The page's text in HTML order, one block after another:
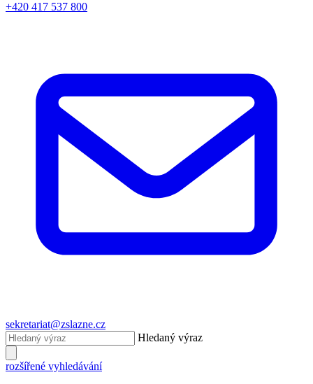
+420 417 537 800
sekretariat@zslazne.cz
Hledaný výraz
rozšířené vyhledávání